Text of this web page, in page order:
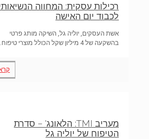
רכילות עסקית: המחווה
לכבוד יום האישה
אשת העסקים, יוליה גל, השיקה מותג פרטי
בהשקעה של 4 מיליון שקל הכולל מוצרי טיפוח…
מעריב TMI: הלאונג' – סדרת
הטיפוח של יוליה גל